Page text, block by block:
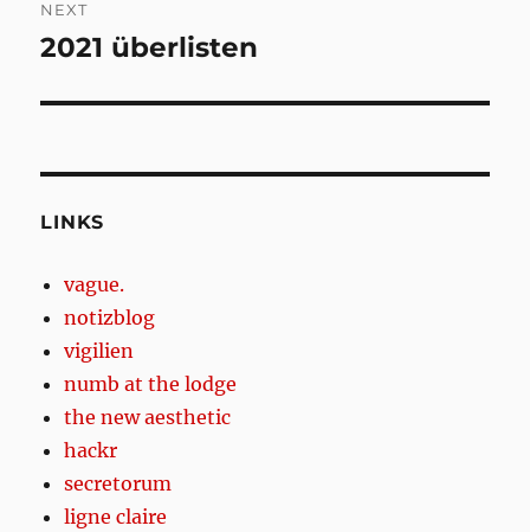
NEXT
Next
2021 überlisten
LINKS
vague.
notizblog
vigilien
numb at the lodge
the new aesthetic
hackr
secretorum
ligne claire